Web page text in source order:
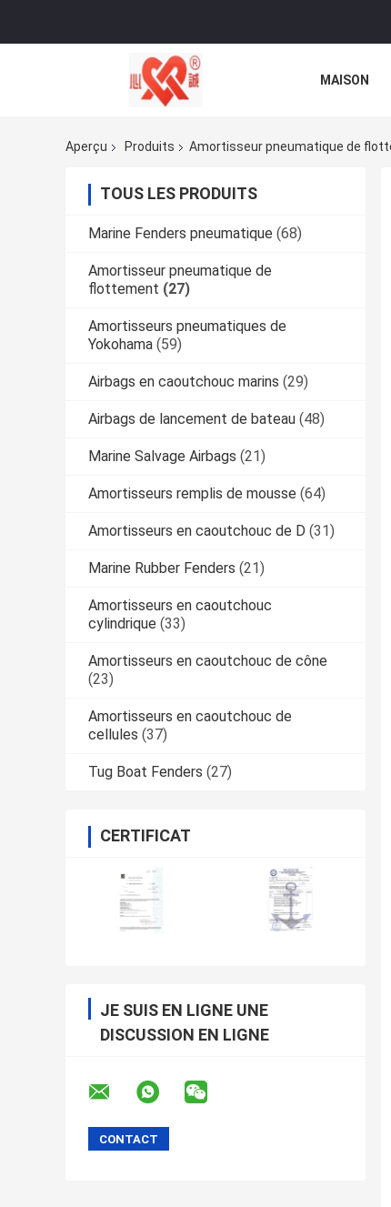
MAISON
Aperçu
Produits Amortisseur pneumatique de
TOUS LES PRODUITS
Marine Fenders pneumatique (68)
Amortisseur pneumatique de
flottement (27)
Amortisseurs pneumatiques de
Yokohama (59)
Airbags en caoutchouc marins (29)
Airbags de lancement de bateau (48)
Marine Salvage Airbags (21)
Amortisseurs remplis de mousse (64)
Amortisseurs en caoutchouc de D (31)
Marine Rubber Fenders (21)
Amortisseurs en caoutchouc
cylindrique (33)
Amortisseurs en caoutchouc de cône
(23)
Amortisseurs en caoutchouc de
cellules (37)
Tug Boat Fenders (27)
CERTIFICAT
JE SUIS EN LIGNE UNE
DISCUSSION EN LIGNE